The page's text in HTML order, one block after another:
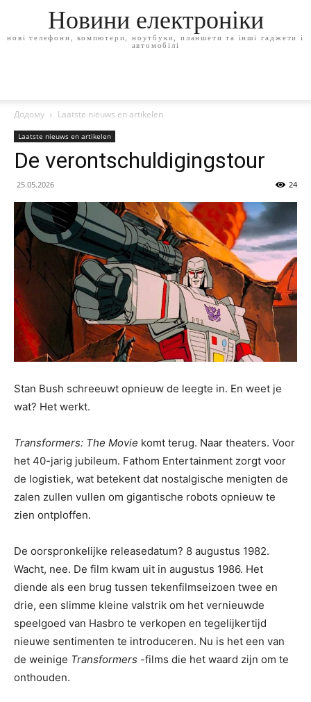
Новини електроніки
нові телефони, компютери, ноутбуки, планшети та інші гаджети і
автомобілі
Додому Laatste nieuws en artikelen
Laatste nieuws en artikelen
De verontschuldigingstour
25.05.2026 24
Stan Bush schreeuwt opnieuw de leegte in. En weet je
wat? Het werkt.
Transformers: The Movie komt terug. Naar theaters. Voor
het 40-jarig jubileum. Fathom Entertainment zorgt voor
de logistiek, wat betekent dat nostalgische menigten de
zalen zullen vullen om gigantische robots opnieuw te
zien ontploffen.
De oorspronkelijke releasedatum? 8 augustus 1982.
Wacht, nee. De film kwam uit in augustus 1986. Het
diende als een brug tussen tekenfilmseizoen twee en
drie, een slimme kleine valstrik om het vernieuwde
speelgoed van Hasbro te verkopen en tegelijkertijd
nieuwe sentimenten te introduceren. Nu is het een van
de weinige Transformers -films die het waard zijn om te
onthouden.